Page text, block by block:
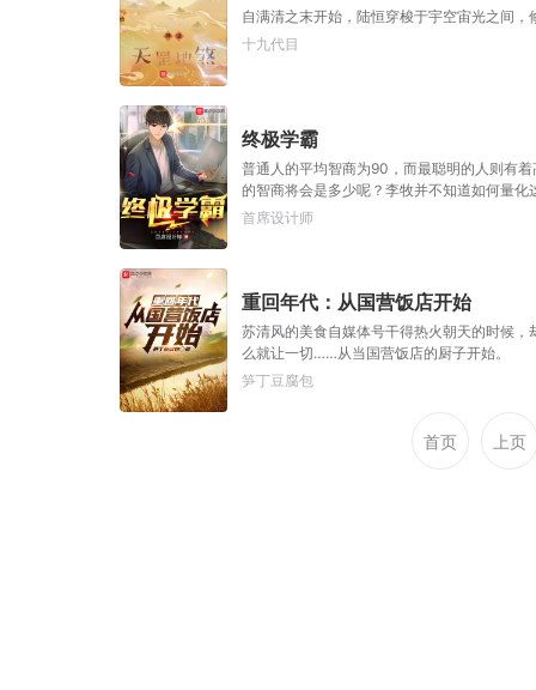
自满清之末开始，陆恒穿梭于宇空宙光之间
十九代目
终极学霸
普通人的平均智商为90，而最聪明的人则有
的智商将会是多少呢？李牧并不知道如何量
案不可想象。
首席设计师
重回年代：从国营饭店开始
苏清风的美食自媒体号干得热火朝天的时候
么就让一切……从当国营饭店的厨子开始。
笋丁豆腐包
首页 上页